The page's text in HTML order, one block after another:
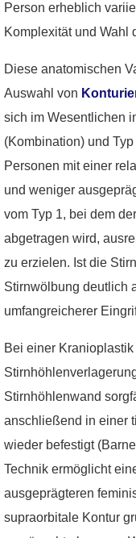
Person erheblich
Komplexität und Wahl
Diese anatomischen
Auswahl von
sich im Wesentlichen
(Kombination) und
Personen mit einer
und weniger
vom Typ 1, bei dem
abgetragen wird,
zu erzielen. Ist die
Stirnwölbung deutlich
umfangreicherer
Bei einer
Stirnhöhlenwand
anschließend in einer
wieder befestigt
Technik ermöglicht
ausgeprägteren
supraorbitale Kontur